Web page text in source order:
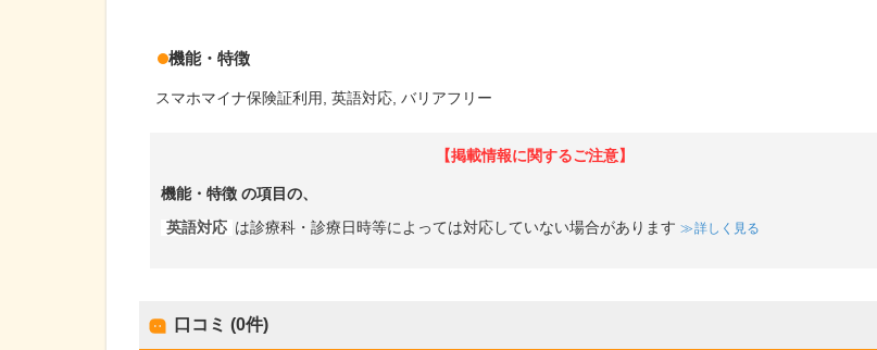
機能・特徴
スマホマイナ保険証利用 英語対応 バリアフリー
【掲載情報に関するご注意】
機能・特徴 の項目の、
英語対応 は診療科・診療日時等によっては対応していない場合があります 詳しく見る
口コミ (0件)